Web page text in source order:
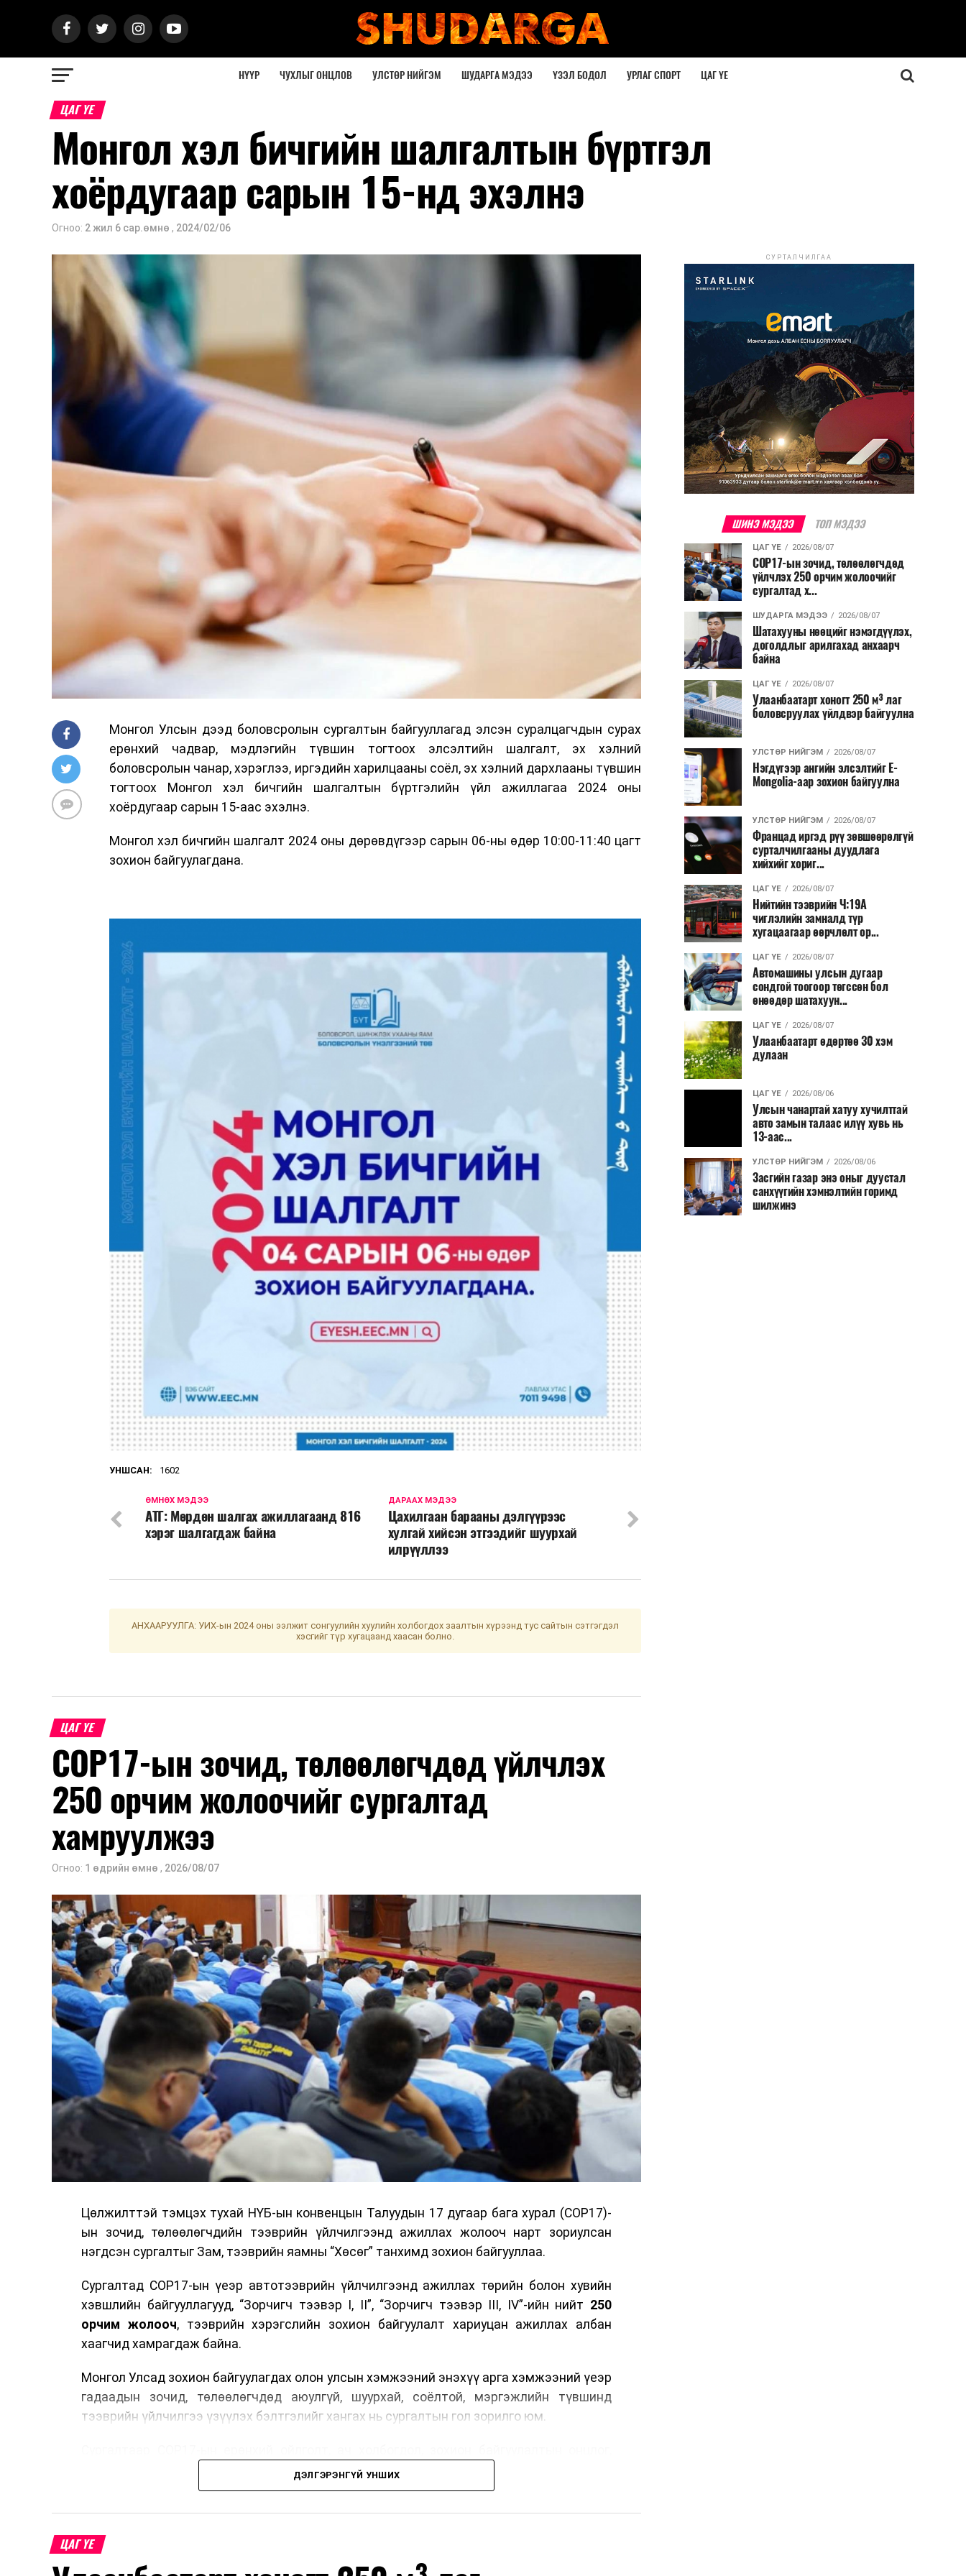
НҮҮР ЧУХЛЫГ ОНЦЛОВ УЛСТӨР НИЙГЭМ ШУДАРГА МЭДЭЭ ҮЗЭЛ БОДОЛ УРЛАГ СПОРТ ЦАГ ҮЕ
ЦАГ ҮЕ
Монгол хэл бичгийн шалгалтын бүртгэл
хоёрдугаар сарын 15-нд эхэлнэ
Огноо: 2 жил 6 сар.өмнө , 2024/02/06
Монгол Улсын дээд боловсролын сургалтын байгууллагад элсэн суралцагчдын сурах
ерөнхий чадвар, мэдлэгийн түвшин тогтоох элсэлтийн шалгалт, эх хэлний
боловсролын чанар, хэрэглээ, иргэдийн харилцааны соёл, эх хэлний дархлааны түвшин
тогтоох Монгол хэл бичгийн шалгалтын бүртгэлийн үйл ажиллагаа 2024 оны
хоёрдугаар сарын 15-аас эхэлнэ.
Монгол хэл бичгийн шалгалт 2024 оны дөрөвдүгээр сарын 06-ны өдөр 10:00-11:40 цагт
зохион байгуулагдана.
УНШСАН: 1602
ДАРААХ МЭДЭЭ
Цахилгаан барааны дэлгүүрээс
хулгай хийсэн этгээдийг шуурхай
илрүүллээ
ӨМНӨХ МЭДЭЭ
АТГ: Мөрдөн шалгах ажиллагаанд 816
хэрэг шалгагдаж байна
АНХААРУУЛГА: УИХ-ын 2024 оны ээлжит сонгуулийн хуулийн холбогдох заалтын хүрээнд тус сайтын сэтгэгдэл
хэсгийг түр хугацаанд хаасан болно.
ЦАГ ҮЕ
COP17-ын зочид, төлөөлөгчдөд үйлчлэх
250 орчим жолоочийг сургалтад
хамруулжээ
Огноо: 1 өдрийн өмнө , 2026/08/07
Цөлжилттэй тэмцэх тухай НҮБ-ын конвенцын Талуудын 17 дугаар бага хурал (COP17)-
ын зочид, төлөөлөгчдийн тээврийн үйлчилгээнд ажиллах жолооч нарт зориулсан
нэгдсэн сургалтыг Зам, тээврийн яамны “Хөсөг” танхимд зохион байгууллаа.
Сургалтад COP17-ын үеэр автотээврийн үйлчилгээнд ажиллах төрийн болон хувийн
хэвшлийн байгууллагууд, “Зорчигч тээвэр I, II”, “Зорчигч тээвэр III, IV”-ийн нийт 250
орчим жолооч, тээврийн хэрэгслийн зохион байгуулалт хариуцан ажиллах албан
хаагчид хамрагдаж байна.
Монгол Улсад зохион байгуулагдах олон улсын хэмжээний энэхүү арга хэмжээний үеэр
гадаадын зочид, төлөөлөгчдөд аюулгүй, шуурхай, соёлтой, мэргэжлийн түвшинд
тээврийн үйлчилгээ үзүүлэх бэлтгэлийг хангах нь сургалтын гол зорилго юм.
зочид, төлөөлөгчдийн ангилал, үйлчилгээний стандарт, жолооч нарын үүрэг
хариуцлага, сахилга бат, үйлчилгээний соёл, ёс зүй, мэргэжлийн харилцааны талаар
Түүнчлэн зочдыг нисэх буудлаас угтан авах, зочид буудал болон арга хэмжээний
байршилд хүргэх үе шат, маршрут, хөдөлгөөний зохион байгуулалт, цагийн менежмент,
ДЭЛГЭРЭНГҮЙ УНШИХ
ЦАГ ҮЕ
СУРТАЛЧИЛГАА
ШИНЭ МЭДЭЭ ТОП МЭДЭЭ
ЦАГ ҮЕ 2026/08/07
COP17-ын зочид, төлөөлөгчдөд
үйлчлэх 250 орчим жолоочийг
сургалтад х...
ШУДАРГА МЭДЭЭ 2026/08/07
Шатахууны нөөцийг нэмэгдүүлэх,
доголдлыг арилгахад анхаарч
байна
ЦАГ ҮЕ 2026/08/07
Улаанбаатарт хоногт 250 м³ лаг
боловсруулах үйлдвэр байгуулна
УЛСТӨР НИЙГЭМ 2026/08/07
Нэгдүгээр ангийн элсэлтийг E-
Mongolia-аар зохион байгуулна
УЛСТӨР НИЙГЭМ 2026/08/07
Францад иргэд рүү зөвшөөрөлгүй
сурталчилгааны дуудлага
хийхийг хориг...
ЦАГ ҮЕ 2026/08/07
Нийтийн тээврийн Ч:19А
чиглэлийн замналд түр
хугацаагаар өөрчлөлт ор...
ЦАГ ҮЕ 2026/08/07
Автомашины улсын дугаар
сондгой тоогоор төгссөн бол
өнөөдөр шатахуун...
ЦАГ ҮЕ 2026/08/07
Улаанбаатарт өдөртөө 30 хэм
дулаан
ЦАГ ҮЕ 2026/08/06
Улсын чанартай хатуу хучилттай
авто замын талаас илүү хувь нь
13-аас...
УЛСТӨР НИЙГЭМ 2026/08/06
Засгийн газар энэ оныг дуустал
санхүүгийн хэмнэлтийн горимд
шилжинэ